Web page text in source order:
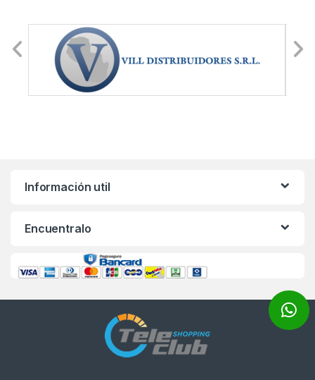
Información util
Encuentralo